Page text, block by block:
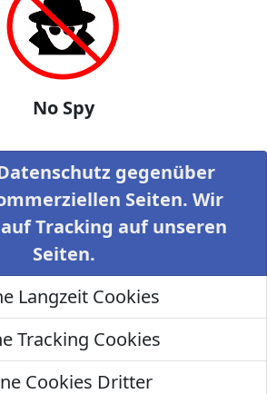
No Spy
gegenüber
Seiten. Wir
Tracking auf unseren
Seiten.
Langzeit Cookies
Tracking Cookies
Cookies Dritter